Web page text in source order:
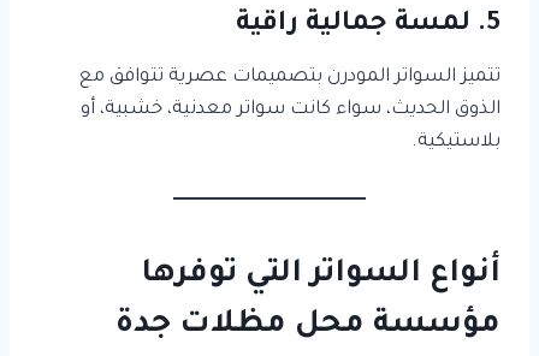
5. لمسة جمالية راقية
تتميز السواتر المودرن بتصميمات عصرية تتوافق مع
الذوق الحديث، سواء كانت سواتر معدنية، خشبية، أو
بلاستيكية.
أنواع السواتر التي توفرها
مؤسسة محل مظلات جدة